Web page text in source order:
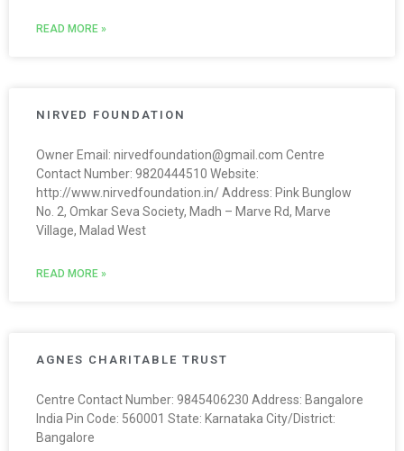
READ MORE »
NIRVED FOUNDATION
Owner Email: nirvedfoundation@gmail.com Centre
Contact Number: 9820444510 Website:
http://www.nirvedfoundation.in/ Address: Pink Bunglow
No. 2, Omkar Seva Society, Madh – Marve Rd, Marve
Village, Malad West
READ MORE »
AGNES CHARITABLE TRUST
Centre Contact Number: 9845406230 Address: Bangalore
India Pin Code: 560001 State: Karnataka City/District:
Bangalore